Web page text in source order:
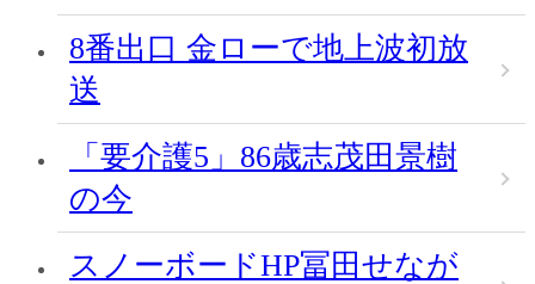
8番出口 金ローで地上波初放
送
「要介護5」86歳志茂田景樹
の今
スノーボードHP冨田せなが